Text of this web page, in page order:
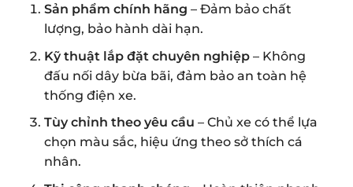
Sản phẩm chính hãng – Đảm bảo chất
lượng, bảo hành dài hạn.
Kỹ thuật lắp đặt chuyên nghiệp– Không
đấu nối dây bừa bãi, đảm bảo an toàn hệ
thống điện xe.
Tùy chỉnh theo yêu cầu – Chủ xe có thể lựa
chọn màu sắc, hiệu ứng theo sở thích cá
nhân.